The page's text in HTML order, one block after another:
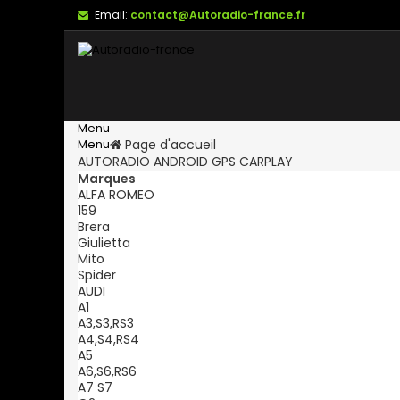
Email: contact@Autoradio-france.fr
Menu
Menu
Page d'accueil
AUTORADIO ANDROID GPS CARPLAY
Marques
ALFA ROMEO
159
Brera
Giulietta
Mito
Spider
AUDI
A1
A3,S3,RS3
A4,S4,RS4
A5
A6,S6,RS6
A7 S7